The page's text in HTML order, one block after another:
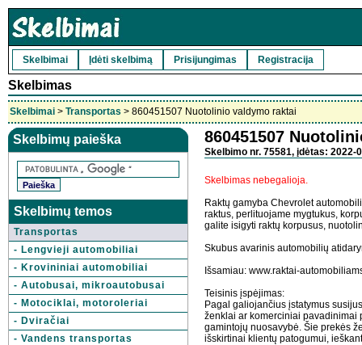
Skelbimai Įdėti skelbimą Prisijungimas Registracija
Skelbimas
Skelbimai > Transportas > 860451507 Nuotolinio valdymo raktai
Skelbimų paieška
Skelbimų temos
Transportas
- Lengvieji automobiliai
- Krovininiai automobiliai
- Autobusai, mikroautobusai
- Motociklai, motoroleriai
- Dviračiai
- Vandens transportas
860451507
Skelbimo nr. 75581, įdėtas: 2022-
Skelbimas nebegalioja.
Raktų gamyba Chevrolet
raktus, perlituojame mygtukus,
galite isigyti raktų korpusus,
Skubus avarinis automobilių
Išsamiau: www.raktai-
Teisinis įspėjimas:
Pagal galiojančius įstatymus
ženklai ar komerciniai pavadinimai
gamintojų nuosavybė. Šie prekės
išskirtinai klientų patogumui,